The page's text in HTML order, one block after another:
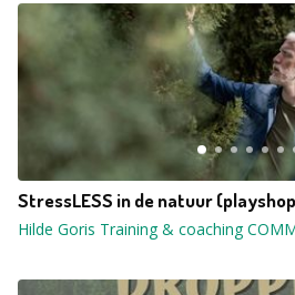
StressLESS in de natuur
Hilde Goris Training & coaching